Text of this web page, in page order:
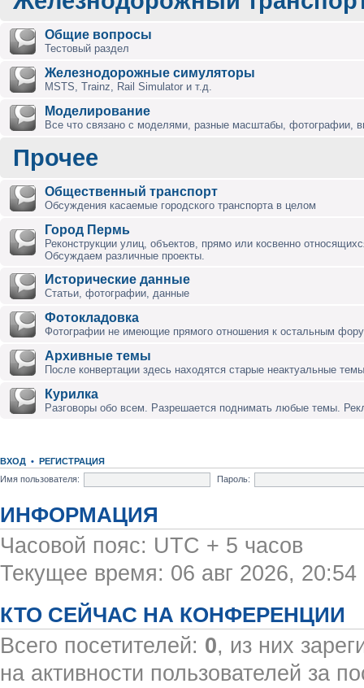
Общие вопросы
Тестовый раздел
Железнодорожные симуляторы
MSTS, Trainz, Rail Simulator и т.д.
Моделирование
Все что связано с моделями, разные масштабы, фотографии,
Прочее
Общественный транспорт
Обсуждения касаемые городского транспорта в целом
Город Пермь
Реконструкции улиц, объектов, прямо или косвенно
Обсуждаем различные проекты.
Исторические данные
Статьи, фотографии, данные
Фотокладовка
Фотографии не имеющие прямого отношения к остальным
Архивные темы
После конвертации здесь находятся старые неактуальные
Курилка
Разговоры обо всем. Разрешается поднимать любые темы.
ВХОД • РЕГИСТРАЦИЯ
Имя пользователя:
Пароль:
ИНФОРМАЦИЯ
Часовой пояс: UTC + 5 часов
Текущее время: 06 авг 2026, 20:54
КТО СЕЙЧАС НА КОНФЕРЕНЦИИ
Всего посетителей: 0, из них
на активности пользователей за